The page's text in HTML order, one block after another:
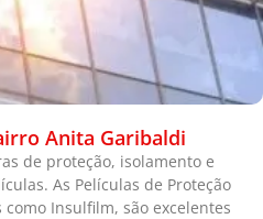
Anita Garibaldi
de proteção, isolamento e
As Películas de Proteção
Insulfilm, são excelentes